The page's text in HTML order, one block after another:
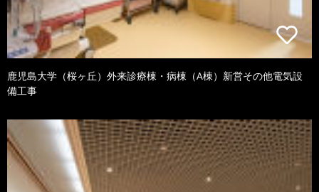
鹿児島大学（桜ヶ丘）外来診療棟・病棟（A棟）新営その他電気設
備工事